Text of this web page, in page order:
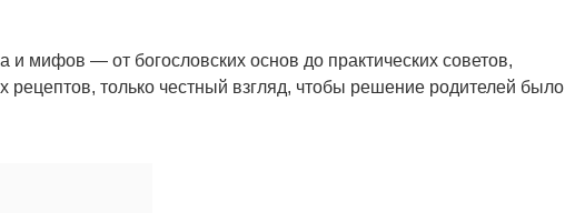
и мифов — от богословских основ до практических советов,
рецептов, только честный взгляд, чтобы решение родителей было